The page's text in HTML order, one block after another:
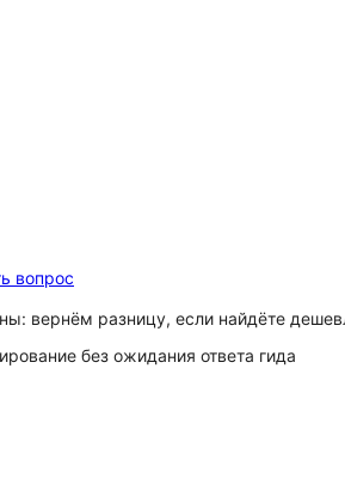
вопрос
вернём разницу, если найдёте
без ожидания ответа гида